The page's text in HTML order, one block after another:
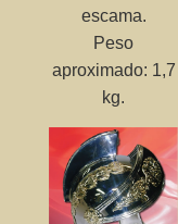
escama.
Peso
aproximado: 1,7
kg.